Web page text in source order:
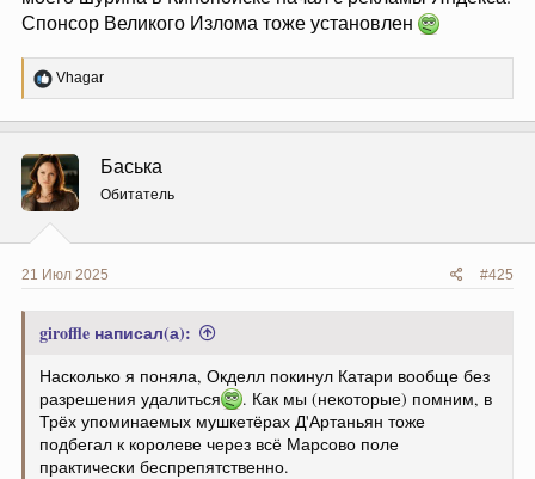
Спонсор Великого Излома тоже установлен
Р
ц
и
и
:
Vhagar
Баська
Обитатель
21 Июл 2025 #425
giroffle написал(а):
Насколько я поняла, Окделл покинул Катари вообще без
разрешения удалиться
. Как мы (некоторые) помним, в
Трёх упоминаемых мушкетёрах Д'Артаньян тоже
подбегал к королеве через всё Марсово поле
практически беспрепятственно.